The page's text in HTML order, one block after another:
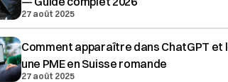
27 août 2025
Comment apparaître dans ChatGPT et
une PME en Suisse romande
27 août 2025